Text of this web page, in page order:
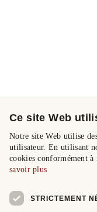
Ce site Web
Notre site Web utilise
utilisateur. En utilisant
cookies conformément
savoir plus
STRICTEMENT